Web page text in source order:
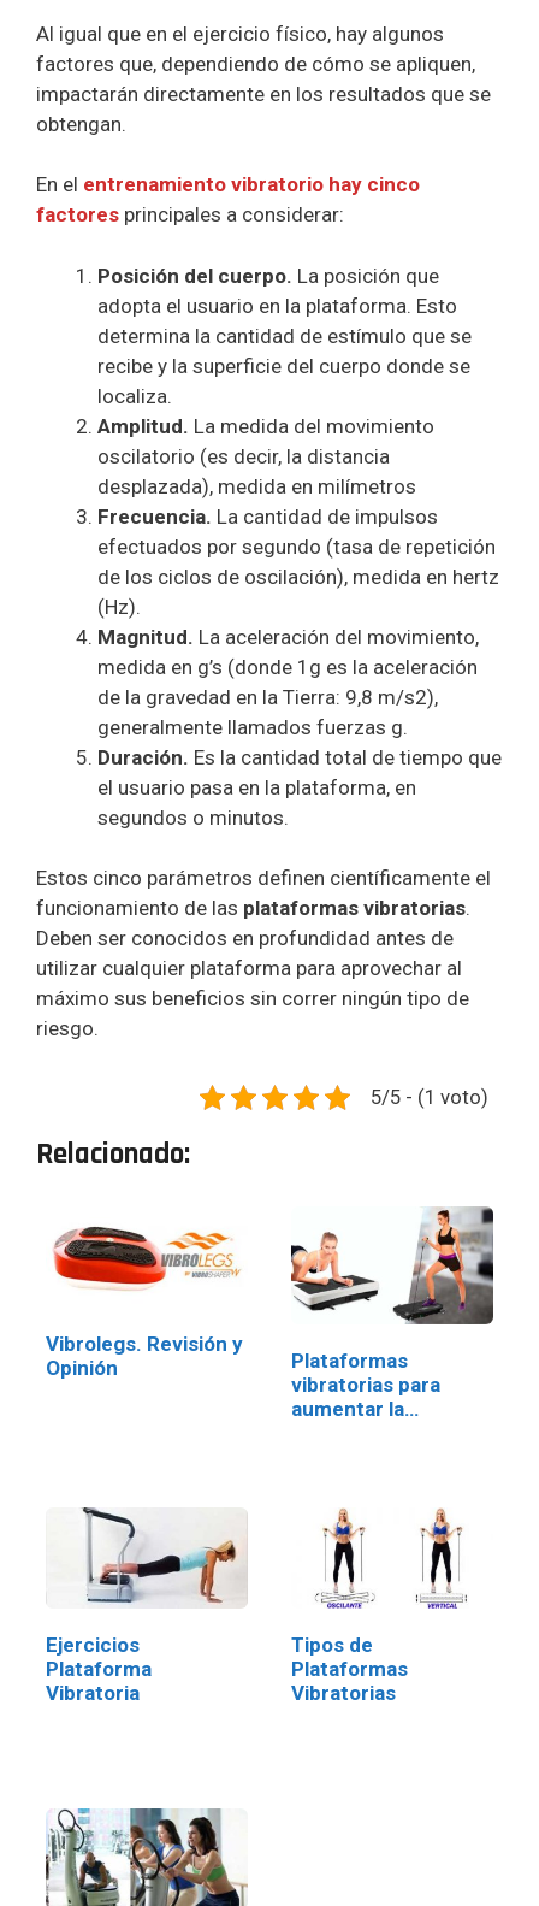
Al igual que en el ejercicio físico, hay algunos
factores que, dependiendo de cómo se apliquen,
impactarán directamente en los resultados que se
obtengan.
En el entrenamiento vibratorio hay cinco
factores principales a considerar:
Posición del cuerpo. La posición que
adopta el usuario en la plataforma. Esto
determina la cantidad de estímulo que se
recibe y la superficie del cuerpo donde se
localiza.
Amplitud. La medida del movimiento
oscilatorio (es decir, la distancia
desplazada), medida en milímetros
Frecuencia. La cantidad de impulsos
efectuados por segundo (tasa de repetición
de los ciclos de oscilación), medida en hertz
(Hz).
Magnitud. La aceleración del movimiento,
medida en g’s (donde 1g es la aceleración
de la gravedad en la Tierra: 9,8 m/s2),
generalmente llamados fuerzas g.
Duración. Es la cantidad total de tiempo que
el usuario pasa en la plataforma, en
segundos o minutos.
Estos cinco parámetros definen científicamente el
funcionamiento de las plataformas vibratorias.
Deben ser conocidos en profundidad antes de
utilizar cualquier plataforma para aprovechar al
máximo sus beneficios sin correr ningún tipo de
riesgo.
5/5 - (1 voto)
Relacionado:
Vibrolegs. Revisión y
Opinión
Plataformas
vibratorias para
aumentar la
Ejercicios
Plataforma
Vibratoria
Tipos de
Plataformas
Vibratorias